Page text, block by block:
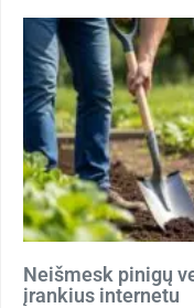
Neišmesk pinigų
įrankius internetu